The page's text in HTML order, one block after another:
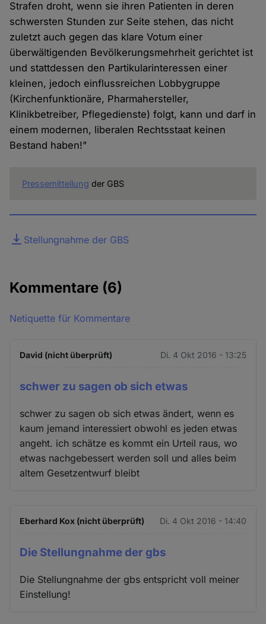
Strafen droht, wenn sie ihren Patienten in deren
schwersten Stunden zur Seite stehen, das nicht
zuletzt auch gegen das klare Votum einer
überwältigenden Bevölkerungsmehrheit gerichtet ist
und stattdessen den Partikularinteressen einer
kleinen, jedoch einflussreichen Lobbygruppe
(Kirchenfunktionäre, Pharmahersteller,
Klinikbetreiber, Pflegedienste) folgt, kann und darf in
einem modernen, liberalen Rechtsstaat keinen
Bestand haben!"
Pressemitteilung der GBS
DateiStellungnahme der GBS
Kommentare (6)
Netiquette für Kommentare
David (nicht überprüft) Di. 4 Okt 2016 - 13:25
schwer zu sagen ob sich etwas
schwer zu sagen ob sich etwas ändert, wenn es
kaum jemand interessiert obwohl es jeden etwas
angeht. ich schätze es kommt ein Urteil raus, wo
etwas nachgebessert werden soll und alles beim
altem Gesetzentwurf bleibt
Eberhard Kox (nicht überprüft) Di. 4 Okt 2016 - 14:40
Die Stellungnahme der gbs
Die Stellungnahme der gbs entspricht voll meiner
Einstellung!